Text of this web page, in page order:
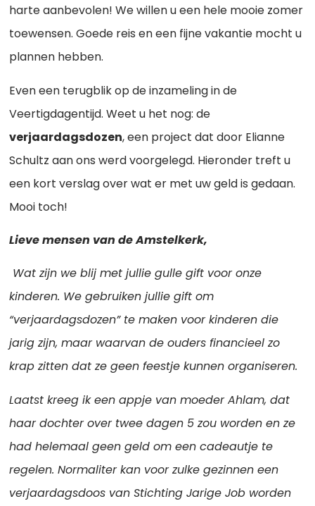
harte aanbevolen! We willen u een hele mooie zomer
toewensen. Goede reis en een fijne vakantie mocht u
plannen hebben.
Even een terugblik op de inzameling in de
Veertigdagentijd. Weet u het nog: de
verjaardagsdozen, een project dat door Elianne
Schultz aan ons werd voorgelegd. Hieronder treft u
een kort verslag over wat er met uw geld is gedaan.
Mooi toch!
Lieve mensen van de Amstelkerk,
Wat zijn we blij met jullie gulle gift voor onze
kinderen. We gebruiken jullie gift om
“verjaardagsdozen” te maken voor kinderen die
jarig zijn, maar waarvan de ouders financieel zo
krap zitten dat ze geen feestje kunnen organiseren.
Laatst kreeg ik een appje van moeder Ahlam, dat
haar dochter over twee dagen 5 zou worden en ze
had helemaal geen geld om een cadeautje te
regelen. Normaliter kan voor zulke gezinnen een
verjaardagsdoos van Stichting Jarige Job worden